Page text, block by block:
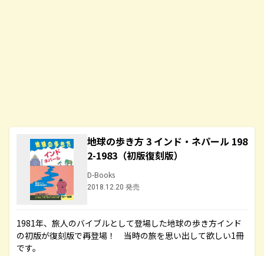
地球の歩き方 3 インド・ネパール 198
2-1983（初版復刻版）
D-Books
2018.12.20 発売
1981年、旅人のバイブルとして登場した地球の歩き方インド
の初版が復刻版で再登場！ 当時の旅を思い出して欲しい1冊
です。